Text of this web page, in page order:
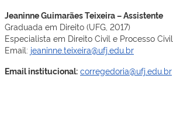
Jeaninne Guimarães Teixeira – Assistente
Graduada em Direito (UFG, 2017)
Especialista em Direito Civil e Processo Civil
Email: jeaninne.teixeira@ufj.edu.br
Email institucional: corregedoria@ufj.edu.br